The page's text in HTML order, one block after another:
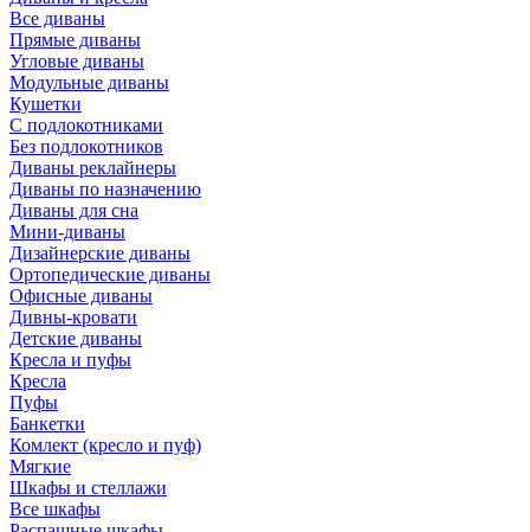
Все диваны
Прямые диваны
Угловые диваны
Модульные диваны
Кушетки
С подлокотниками
Без подлокотников
Диваны реклайнеры
Диваны по назначению
Диваны для сна
Мини-диваны
Дизайнерские диваны
Ортопедические диваны
Офисные диваны
Дивны-кровати
Детские диваны
Кресла и пуфы
Кресла
Пуфы
Банкетки
Комлект (кресло и пуф)
Мягкие
Шкафы и стеллажи
Все шкафы